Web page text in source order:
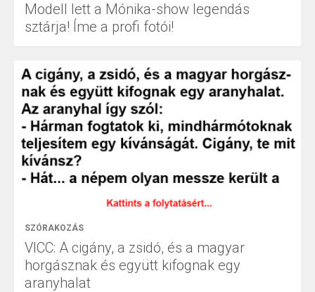
Modell lett a Mónika-show legendás
sztárja! Íme a profi fotói!
SZÓRAKOZÁS
VICC: A cigány, a zsidó, és a magyar
horgásznak és együtt kifognak egy
aranyhalat